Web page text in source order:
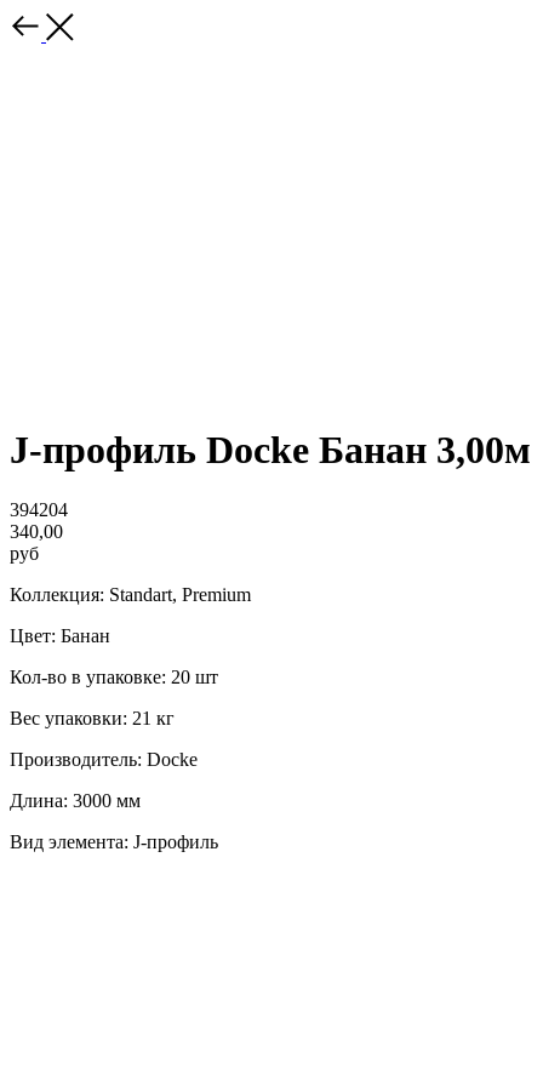
J-профиль Docke Банан 3,00м
394204
340,00
руб
Коллекция: Standart, Premium
Цвет: Банан
Кол-во в упаковке: 20 шт
Вес упаковки: 21 кг
Производитель: Docke
Длина: 3000 мм
Вид элемента: J-профиль